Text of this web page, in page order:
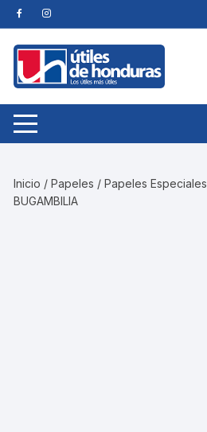
Skip
to
content
Inicio /Papeles /Papeles Especiales
BUGAMBILIA